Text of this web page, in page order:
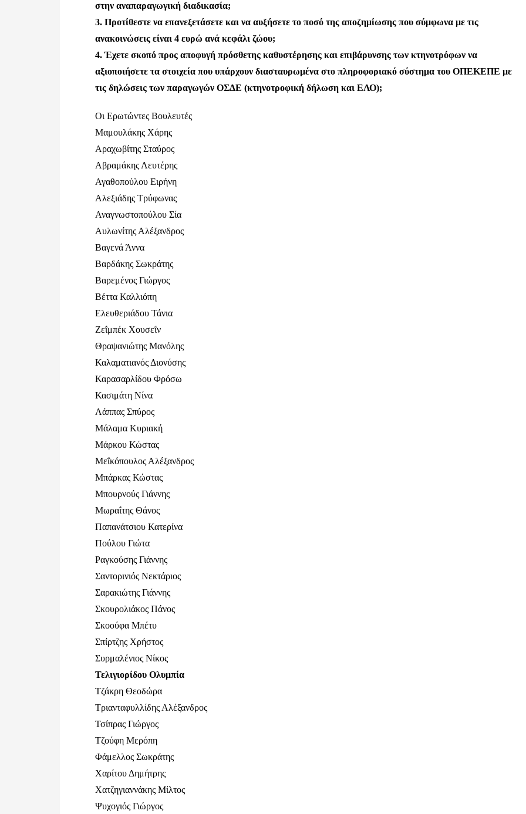
στην αναπαραγωγική διαδικασία;
3. Προτίθεστε να επανεξετάσετε και να αυξήσετε το ποσό της αποζημίωσης που σύμφωνα με τις
ανακοινώσεις είναι 4 ευρώ ανά κεφάλι ζώου;
4. Έχετε σκοπό προς αποφυγή πρόσθετης καθυστέρησης και επιβάρυνσης των κτηνοτρόφων να
αξιοποιήσετε τα στοιχεία που υπάρχουν διασταυρωμένα στο πληροφοριακό σύστημα του ΟΠΕΚΕΠΕ με
τις δηλώσεις των παραγωγών ΟΣΔΕ (κτηνοτροφική δήλωση και ΕΛΟ);
Οι Ερωτώντες Βουλευτές
Μαμουλάκης Χάρης
Αραχωβίτης Σταύρος
Αβραμάκης Λευτέρης
Αγαθοπούλου Ειρήνη
Αλεξιάδης Τρύφωνας
Αναγνωστοπούλου Σία
Αυλωνίτης Αλέξανδρος
Βαγενά Άννα
Βαρδάκης Σωκράτης
Βαρεμένος Γιώργος
Βέττα Καλλιόπη
Ελευθεριάδου Τάνια
Ζεΐμπέκ Χουσεΐν
Θραψανιώτης Μανόλης
Καλαματιανός Διονύσης
Καρασαρλίδου Φρόσω
Κασιμάτη Νίνα
Λάππας Σπύρος
Μάλαμα Κυριακή
Μάρκου Κώστας
Μεΐκόπουλος Αλέξανδρος
Μπάρκας Κώστας
Μπουρνούς Γιάννης
Μωραΐτης Θάνος
Παπανάτσιου Κατερίνα
Πούλου Γιώτα
Ραγκούσης Γιάννης
Σαντορινιός Νεκτάριος
Σαρακιώτης Γιάννης
Σκουρολιάκος Πάνος
Σκοούφα Μπέτυ
Σπίρτζης Χρήστος
Συρμαλένιος Νίκος
Τελιγιορίδου Ολυμπία
Τζάκρη Θεοδώρα
Τριανταφυλλίδης Αλέξανδρος
Τσίπρας Γιώργος
Τζούφη Μερόπη
Φάμελλος Σωκράτης
Χαρίτου Δημήτρης
Χατζηγιαννάκης Μίλτος
Ψυχογιός Γιώργος